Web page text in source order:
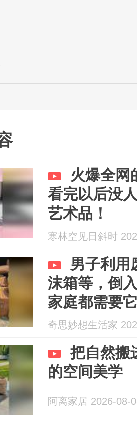
火爆全网
看完以后没
艺术品！
寒林空见日斜时
男子利用
沫箱等，倒
家庭都需要
奇思妙想生活家
把自然搬
的空间美学
阿离家居 2026-08-